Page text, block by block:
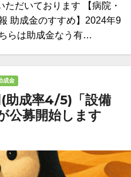
だいております 【病院・
助成金のすすめ】2024年9
らは助成金なう有…
成金
(助成率4/5)「設備
公募開始します